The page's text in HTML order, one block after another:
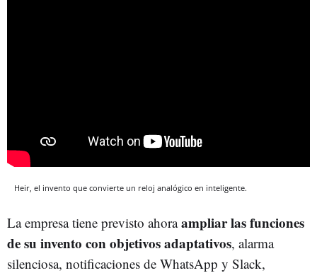
Heir, el invento que convierte un reloj analógico en inteligente.
La empresa tiene previsto ahoraampliar las funciones
de su invento con objetivos adaptativos, alarma
silenciosa, notificaciones de WhatsApp y Slack,